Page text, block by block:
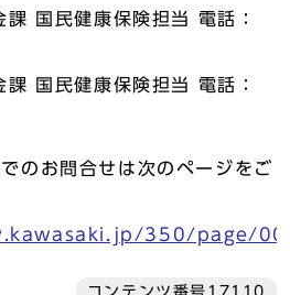
国民健康保険担当 電話：
国民健康保険担当 電話：
のお問合せは次のページをご
350/page/
コンテンツ番号17110